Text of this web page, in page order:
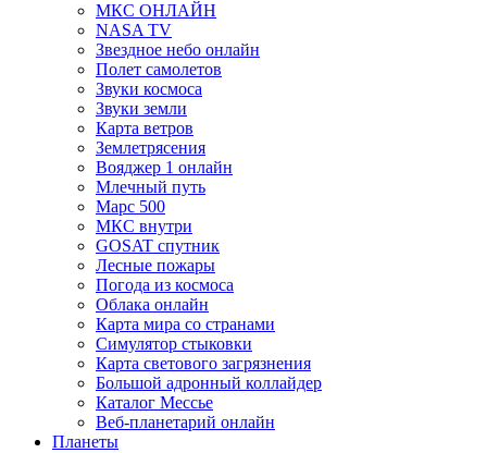
МКС ОНЛАЙН
NASA TV
Звездное небо онлайн
Полет самолетов
Звуки космоса
Звуки земли
Карта ветров
Землетрясения
Вояджер 1 онлайн
Млечный путь
Марс 500
МКС внутри
GOSAT спутник
Лесные пожары
Погода из космоса
Облака онлайн
Карта мира со странами
Симулятор стыковки
Карта светового загрязнения
Большой адронный коллайдер
Каталог Мессье
Веб-планетарий онлайн
Планеты